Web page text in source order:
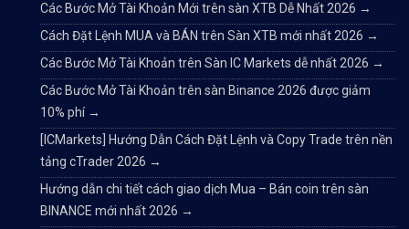
Các Bước Mở Tài Khoản Mới trên sàn XTB Dễ Nhất 2026 →
Cách Đặt Lệnh MUA và BÁN trên Sàn XTB mới nhất 2026 →
Các Bước Mở Tài Khoản trên Sàn IC Markets dễ nhất 2026 →
Các Bước Mở Tài Khoản trên sàn Binance 2026 được giảm
10% phí →
[ICMarkets] Hướng Dẫn Cách Đặt Lệnh và Copy Trade trên nền
tảng cTrader 2026 →
Hướng dẫn chi tiết cách giao dịch Mua – Bán coin trên sàn
BINANCE mới nhất 2026 →